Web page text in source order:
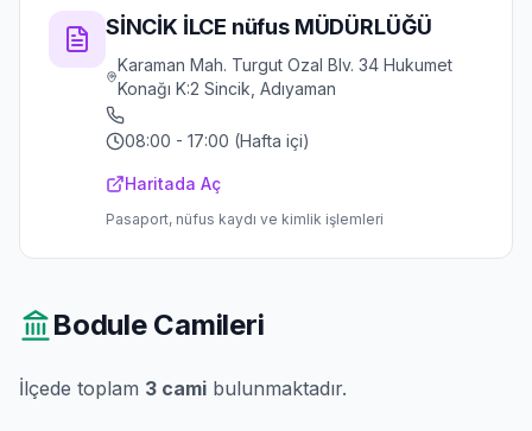
SİNCİK İLCE nüfus MÜDÜRLÜĞÜ
Karaman Mah. Turgut Ozal Blv. 34 Hukumet
Konağı K:2 Sincik, Adıyaman
08:00 - 17:00 (Hafta içi)
Haritada Aç
Pasaport, nüfus kaydı ve kimlik işlemleri
BoduleCamileri
İlçede toplam 3 cami bulunmaktadır.